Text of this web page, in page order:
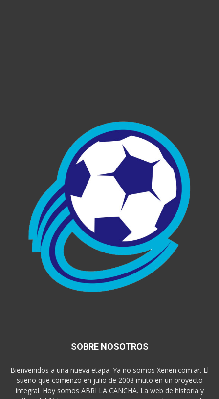
SOBRE NOSOTROS
Bienvenidos a una nueva etapa. Ya no somos Xenen.com.ar. El
sueño que comenzó en julio de 2008 mutó en un proyecto
integral. Hoy somos ABRI LA CANCHA. La web de historia y